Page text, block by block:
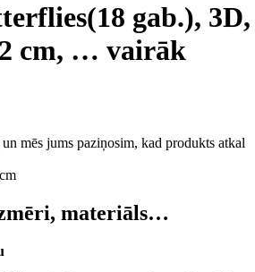
(18 gab.), 3D,
cm, … vairāk
mēs jums paziņosim, kad produkts atkal
materiāls…